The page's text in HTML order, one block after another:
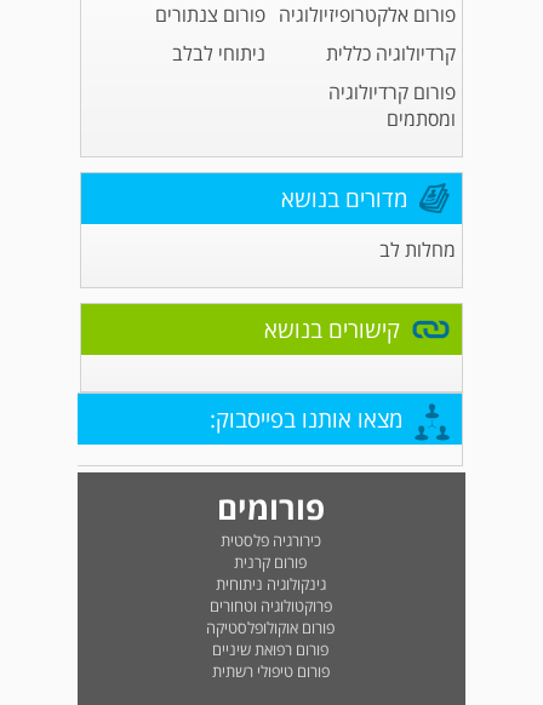
פורום אלקטרופיזיולוגיה פורום צנתורים
קרדיולוגיה כללית
ניתוחי לבלב
פורום קרדיולוגיה
ומסתמים
מדורים בנושא
מחלות לב
קישורים בנושא
מצאו אותנו בפייסבוק:
פורומים
כירורגיה פלסטית
פורום קרנית
גינקולוגיה ניתוחית
פרוקטולוגיה וטחורים
פורום אוקולופלסטיקה
פורום רפואת שיניים
פורום טיפולי רשתית